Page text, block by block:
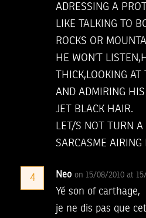
ADRESSING A
LIKE TALKING TO
ROCKS OR
HE WON’T
THICK,LOOKING
AND ADMIRING
JET BLACK HAIR.
LET/S NOT TURN A
SARCASME AIRING
4 Neo on 15/08/2010 at
Yé son of carthage,
je ne dis pas que